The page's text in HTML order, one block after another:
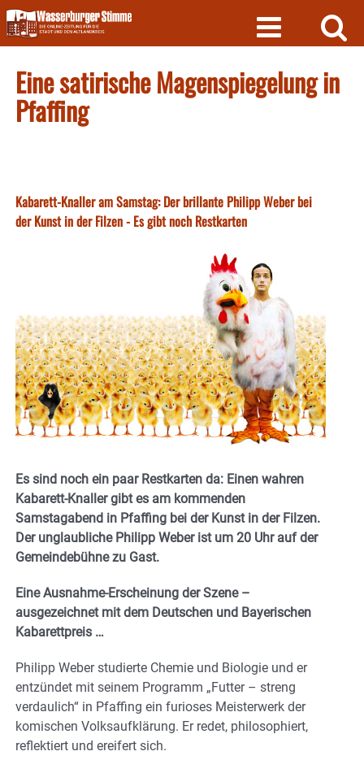
Skip
to
content
Eine satirische Magenspiegelung in
Pfaffing
Kabarett-Knaller am Samstag: Der brillante Philipp Weber bei
der Kunst in der Filzen - Es gibt noch Restkarten
Es sind noch ein paar Restkarten da: Einen wahren
Kabarett-Knaller gibt es am kommenden
Samstagabend in Pfaffing bei der Kunst in der Filzen.
Der unglaubliche Philipp Weber ist um 20 Uhr auf der
Gemeindebühne zu Gast.
Eine Ausnahme-Erscheinung der Szene –
ausgezeichnet mit dem Deutschen und Bayerischen
Kabarettpreis …
Philipp Weber studierte Chemie und Biologie und er
entzündet mit seinem Programm „Futter – streng
verdaulich“ in Pfaffing ein furioses Meisterwerk der
komischen Volksaufklärung. Er redet, philosophiert,
reflektiert und ereifert sich.